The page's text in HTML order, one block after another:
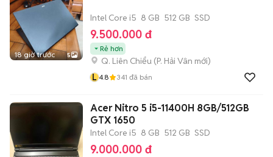
18 giờ trước 5
Intel Core i5 8 GB 512 GB SSD
9.500.000 đ
Rẻ hơn
Q. Liên Chiểu (P. Hải Vân mới)
L 4.8 341 đã bán
Acer Nitro 5 i5-11400H 8GB/512GB
GTX 1650
Intel Core i5 8 GB 512 GB SSD
9.000.000 đ